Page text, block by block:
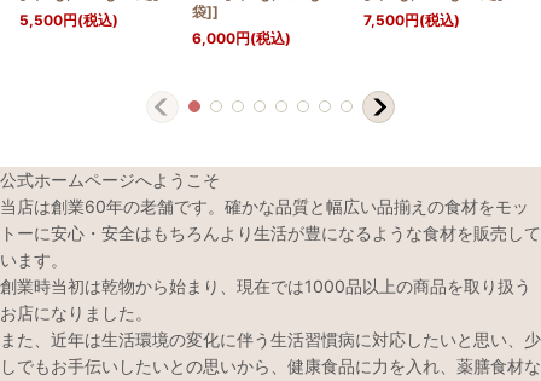
5,500円(税込)
袋]]
6,000円(税込)
7,500円(税込)
公式ホームページへようこそ
当店は創業60年の老舗です。確かな品質と幅広い品揃えの食材をモッ
トーに安心・安全はもちろんより生活が豊になるような食材を販売して
います。
創業時当初は乾物から始まり、現在では1000品以上の商品を取り扱う
お店になりました。
また、近年は生活環境の変化に伴う生活習慣病に対応したいと思い、少
しでもお手伝いしたいとの思いから、健康食品に力を入れ、薬膳食材な